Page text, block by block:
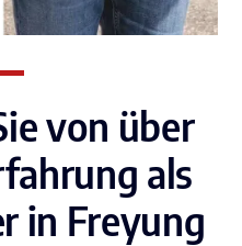
von über
als
in Freyung